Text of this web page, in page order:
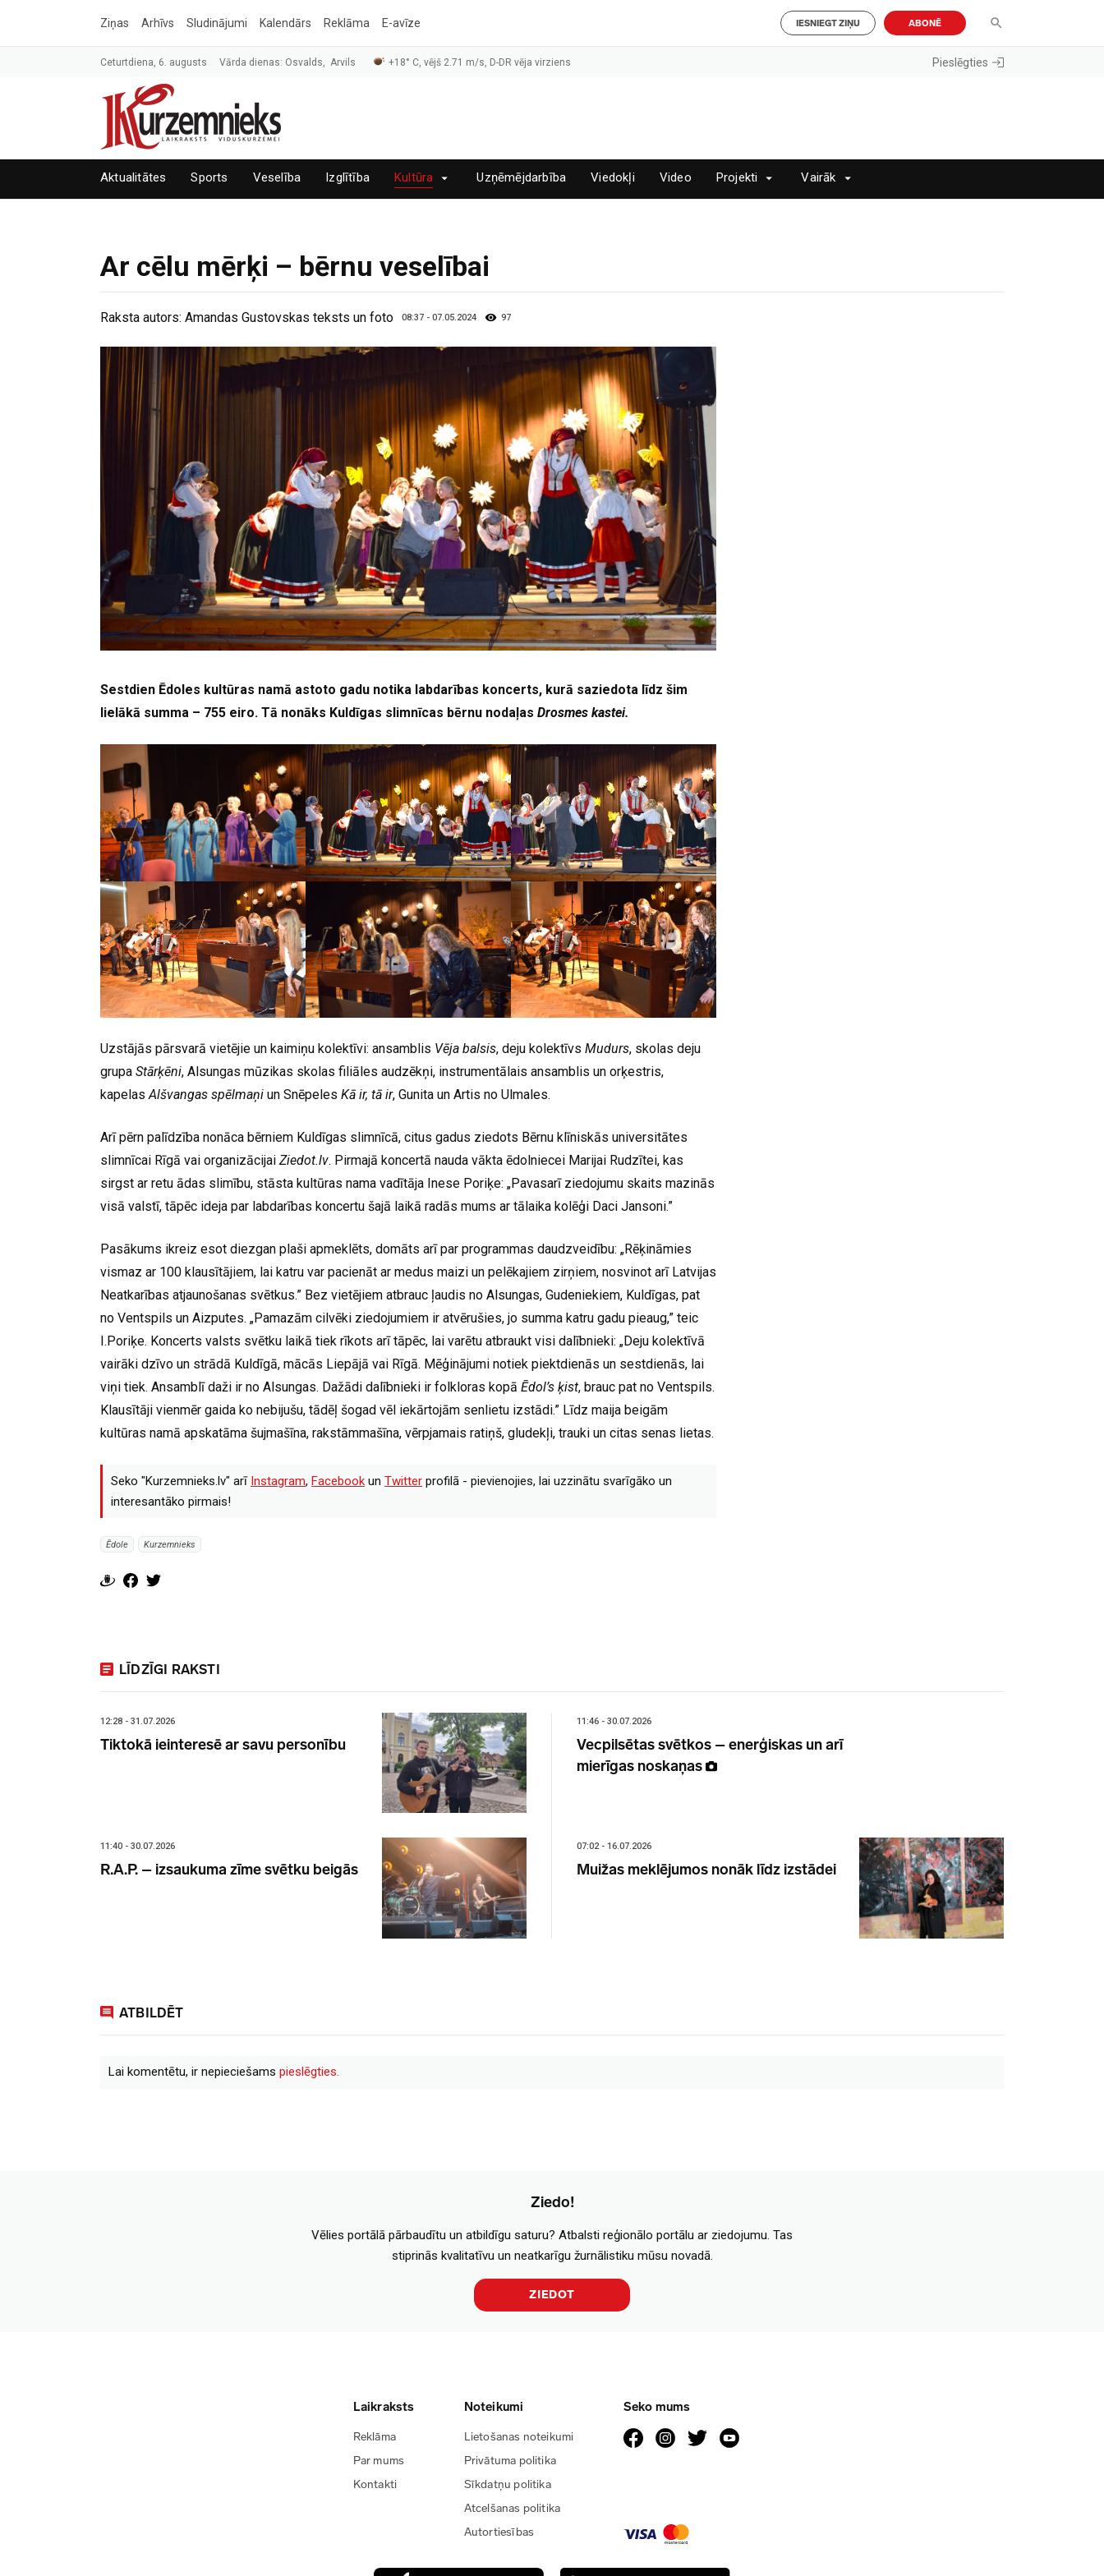
Ziņas Arhīvs Sludinājumi Kalendārs Reklāma E-avīze IESNIEGT ZIŅU ABONĒ
Ceturtdiena, 6. augusts Vārda dienas: Osvalds, Arvils +18° C, vējš 2.71 m/s, D-DR vēja virziens Pieslēgties
Aktualitātes Sports Veselība Izglītība Kultūra Uzņēmējdarbība Viedokļi Video Projekti Vairāk
Ar cēlu mērķi – bērnu veselībai
Raksta autors: Amandas Gustovskas teksts un foto 08:37 - 07.05.2024 97
Sestdien Ēdoles kultūras namā astoto gadu notika labdarības koncerts, kurā saziedota līdz šim
lielākā summa – 755 eiro. Tā nonāks Kuldīgas slimnīcas bērnu nodaļas Drosmes kastei.
Uzstājās pārsvarā vietējie un kaimiņu kolektīvi: ansamblis Vēja balsis, deju kolektīvs Mudurs, skolas deju
grupa Stārķēni, Alsungas mūzikas skolas filiāles audzēkņi, instrumentālais ansamblis un orķestris,
kapelasAlšvangas spēlmaņi un Snēpeles Kā ir, tā ir, Gunita un Artis no Ulmales.
Arī pērn palīdzība nonāca bērniem Kuldīgas slimnīcā, citus gadus ziedots Bērnu klīniskās universitātes
slimnīcai Rīgā vai organizācijai Ziedot.lv. Pirmajā koncertā nauda vākta ēdolniecei Marijai Rudzītei, kas
sirgst ar retu ādas slimību, stāsta kultūras nama vadītāja Inese Poriķe: „Pavasarī ziedojumu skaits mazinās
visā valstī, tāpēc ideja par labdarības koncertu šajā laikā radās mums ar tālaika kolēģi Daci Jansoni.”
Pasākums ikreiz esot diezgan plaši apmeklēts, domāts arī par programmas daudzveidību: „Rēķināmies
vismaz ar 100 klausītājiem, lai katru var pacienāt ar medus maizi un pelēkajiem zirņiem, nosvinot arī Latvijas
Neatkarības atjaunošanas svētkus.” Bez vietējiem atbrauc ļaudis no Alsungas, Gudeniekiem, Kuldīgas, pat
no Ventspils un Aizputes. „Pamazām cilvēki ziedojumiem ir atvērušies, jo summa katru gadu pieaug,” teic
I.Poriķe. Koncerts valsts svētku laikā tiek rīkots arī tāpēc, lai varētu atbraukt visi dalībnieki: „Deju kolektīvā
vairāki dzīvo un strādā Kuldīgā, mācās Liepājā vai Rīgā. Mēģinājumi notiek piektdienās un sestdienās, lai
viņi tiek. Ansamblī daži ir no Alsungas. Dažādi dalībnieki ir folkloras kopā Ēdol’s ķist, brauc pat no Ventspils.
Klausītāji vienmēr gaida ko nebijušu, tādēļ šogad vēl iekārtojām senlietu izstādi.” Līdz maija beigām
kultūras namā apskatāma šujmašīna, rakstāmmašīna, vērpjamais ratiņš, gludekļi, trauki un citas senas lietas.
Seko "Kurzemnieks.lv" arī Instagram, Facebook un Twitter profilā - pievienojies, lai uzzinātu svarīgāko un
interesantāko pirmais!
Ēdole Kurzemnieks
LĪDZĪGI RAKSTI
12:28 - 31.07.2026
Tiktokā ieinteresē ar savu personību
11:46 - 30.07.2026
Vecpilsētas svētkos – enerģiskas un arī
mierīgas noskaņas
11:40 - 30.07.2026
R.A.P. – izsaukuma zīme svētku beigās
07:02 - 16.07.2026
Muižas meklējumos nonāk līdz izstādei
ATBILDĒT
Lai komentētu, ir nepieciešams pieslēgties.
Ziedo!
Vēlies portālā pārbaudītu un atbildīgu saturu? Atbalsti reģionālo portālu ar ziedojumu. Tas
stiprinās kvalitatīvu un neatkarīgu žurnālistiku mūsu novadā.
ZIEDOT
Laikraksts
Reklāma
Par mums
Kontakti
Noteikumi
Lietošanas noteikumi
Privātuma politika
Sīkdatņu politika
Atcelšanas politika
Autortiesības
Seko mums